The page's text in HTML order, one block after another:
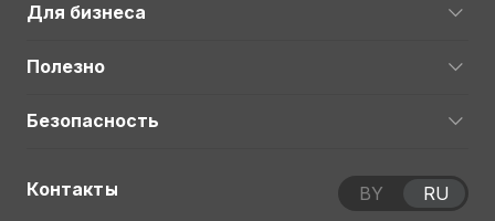
Для бизнеса
Полезно
Безопасность
Контакты BY RU